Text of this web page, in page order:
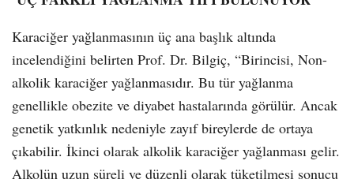
Karaciğer yağlanmasının üç ana başlık altında
incelendiğini belirten Prof. Dr. Bilgiç, “Birincisi, Non-
alkolik karaciğer yağlanmasıdır. Bu tür yağlanma
genellikle obezite ve diyabet hastalarında görülür. Ancak
genetik yatkınlık nedeniyle zayıf bireylerde de ortaya
çıkabilir. İkinci olarak alkolik karaciğer yağlanması gelir.
Alkolün uzun süreli ve düzenli olarak tüketilmesi sonucu